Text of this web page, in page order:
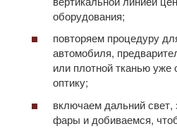
оборудования;
повторяем процедуру
автомобиля,
или плотной тканью уже
оптику;
включаем дальний
фары и добиваемся,